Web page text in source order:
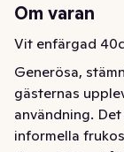
Om varan
Vit enfärgad
Generösa,
gästernas
användning.
informella